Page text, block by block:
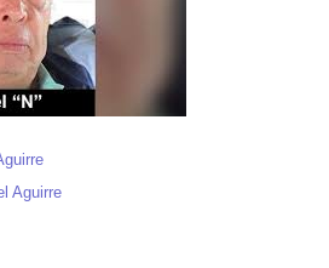
Aguirre